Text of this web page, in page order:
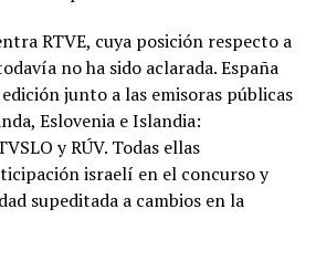
RTVE, cuya posición respecto a
no ha sido aclarada. España
junto a las emisoras públicas
Eslovenia e Islandia:
y RÚV. Todas ellas
israelí en el concurso y
supeditada a cambios en la